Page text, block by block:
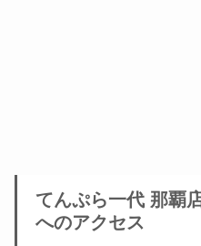
てんぷら一代 那覇
へのアクセス